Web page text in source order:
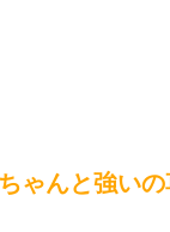
ゃんと強いの